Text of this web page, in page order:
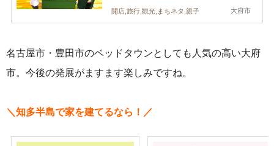
大府市
開店,旅行,観光,まちネタ,親子
名古屋市・豊田市のベッドタウンとしても人気の高い大府
市。今後の発展がますます楽しみですね。
＼知多半島で家を建てるなら！／